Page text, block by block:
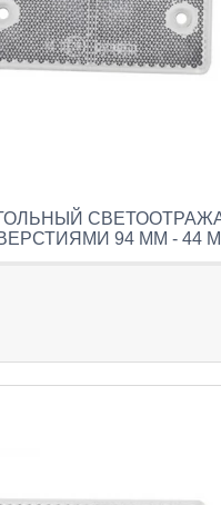
94 ММ - 44